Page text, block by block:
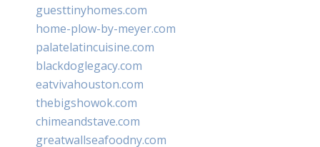
guesttinyhomes.com
home-plow-by-meyer.com
palatelatincuisine.com
blackdoglegacy.com
eatvivahouston.com
thebigshowok.com
chimeandstave.com
greatwallseafoodny.com